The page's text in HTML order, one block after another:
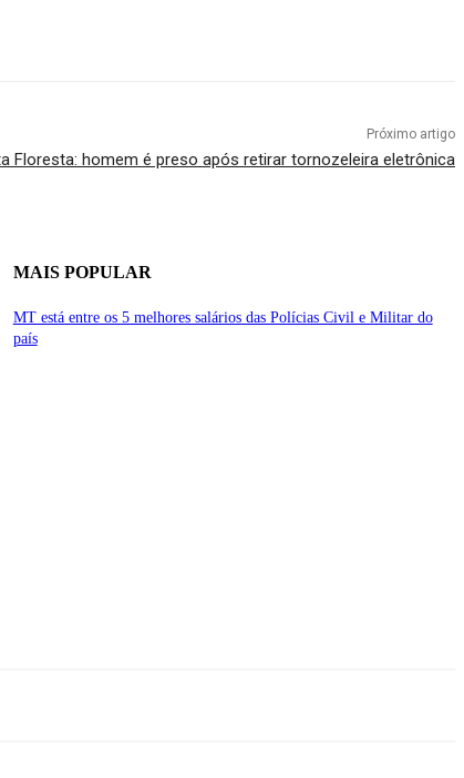
Próximo artigo
Floresta: homem é preso após retirar tornozeleira eletrônica
MAIS POPULAR
MT está entre os 5 melhores salários das Polícias Civil e Militar do
país